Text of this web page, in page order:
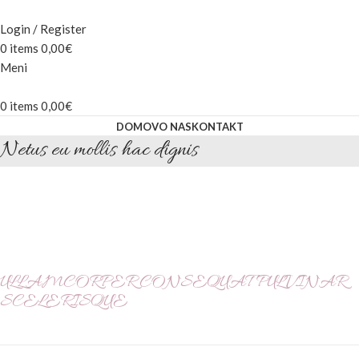
Login / Register
0 items 0,00€
Meni
0 items 0,00€
DOMOVO NASKONTAKT
Netus eu mollis hac dignis
ULLAMCORPER CONSEQUAT PULVINAR
SCELERISQUE